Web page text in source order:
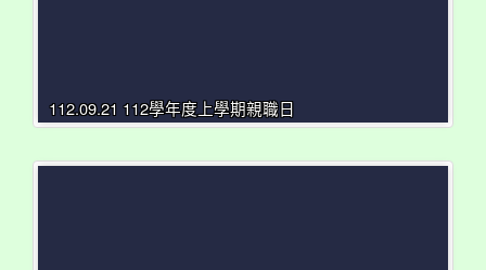
112.09.21 112學年度上學期親職日